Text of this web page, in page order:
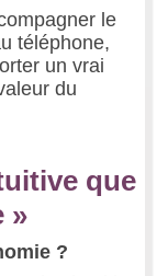
le
téléphone,
un vrai
du
que
»
?